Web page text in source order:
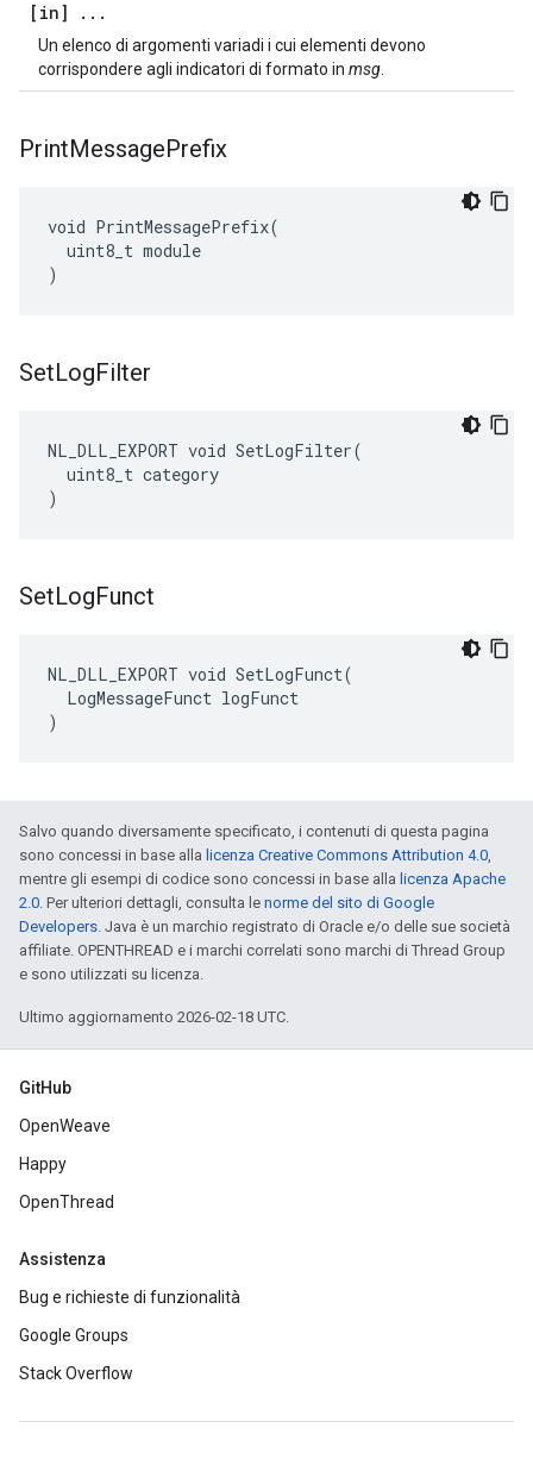
[in] . . .
Un elenco di argomenti variadi i cui elementi devono
corrispondere agli indicatori di formato in msg
PrintMessagePrefix
void PrintMessagePrefix(
  uint8_t module
)
SetLogFilter
NL_DLL_EXPORT void SetLogFilter(
  uint8_t category
)
SetLogFunct
NL_DLL_EXPORT void SetLogFunct(
  LogMessageFunct logFunct
)
Salvo quando diversamente specificato, i contenuti di questa pagina
sono concessi in base alla licenza Creative Commons Attribution 4.0,
mentre gli esempi di codice sono concessi in base alla licenza Apache
2.0. Per ulteriori dettagli, consulta le norme del sito di Google
Developers. Java è un marchio registrato di Oracle e/o delle sue società
affiliate. OPENTHREAD e i marchi correlati sono marchi di Thread Group
e sono utilizzati su licenza.
Ultimo aggiornamento 2026-02-18 UTC.
GitHub
OpenWeave
Happy
OpenThread
Assistenza
Bug e richieste di funzionalità
Google Groups
Stack Overflow